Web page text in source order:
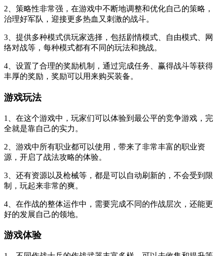
2、策略性非常强，在游戏中不断地调整和优化自己的策略，
治理好军队，迎接更多热血又刺激的战斗。
3、提供多种模式供玩家选择，包括剧情模式、自由模式、网
络对战等，每种模式都有不同的玩法和挑战。
4、设置了合理的奖励机制，通过完成任务、赢得战斗等获得
丰厚的奖励，奖励可以用来购买装备。
游戏玩法
1、在这个游戏中，玩家们可以体验到最公平的竞争游戏，完
全就是靠自己的实力。
2、游戏中所有职业都可以使用，带来了非常丰富的职业资
源，开启了战法攻略的体验。
3、还有资源以及枪械等，都是可以自动刷新的，不会受到限
制，玩起来非常的爽。
4、在作战的整体运作中，需要完成不同的作战层次，还能更
好的发展自己的领地。
游戏体验